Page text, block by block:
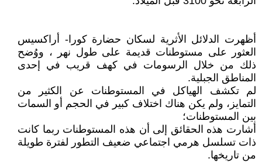
أظهرت الدلائل الأثرية لسكان حضارة كورا- أراكسيس
العثور على مستوطنات قديمة على طول نهر ، ووُضح
ذلك من خلال الرسومات في كهف قريب في إحدى
المناطق الجبلية.
لم تكشف الهياكل في المستوطنات عن الكثير من
التمايز، ولم يكن هناك اختلاف كبير في الحجم أو السمات
بين المستوطنات؛
أشارت هذه الحقائق إلى أن هذه المستوطنات ربما كانت
ذات تسلسل هرمي اجتماعي ضعيف التطور لفترة طويلة
من تاريخها.